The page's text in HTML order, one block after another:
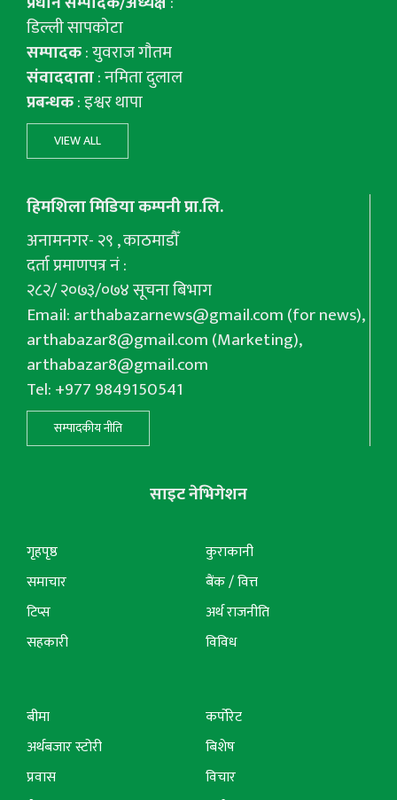
डिल्ली सापकोटा
सम्पादक: युवराज गाैतम
संवाददाता: नमिता दुलाल
प्रबन्धक: इश्वर थापा
VIEW ALL
हिमशिला मिडिया कम्पनी प्रा.लि.
अनामनगर- २९ , काठमाडौँ
दर्ता प्रमाणपत्र नं :
२८२/ २०७३/०७४ सूचना बिभाग
Email:arthabazarnews@gmail.com(for news),
arthabazar8@gmail.com(Marketing),
arthabazar8@gmail.com
Tel: +977 9849150541
सम्पादकीय नीति
साइट नेभिगेशन
गृहपृष्ठ
समाचार
टिप्स
सहकारी
कुराकानी
बैंक / वित्त
अर्थ राजनीति
विविध
बीमा
अर्थबजार स्टोरी
प्रवास
कर्पोरेट
बिशेष
विचार